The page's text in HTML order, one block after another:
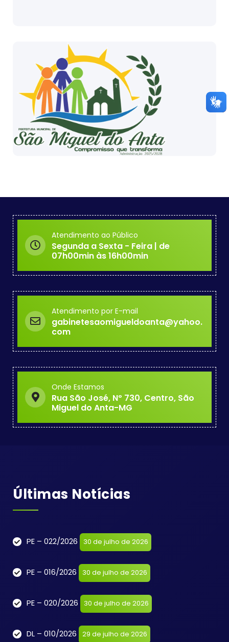
Atendimento ao Público
Segunda a Sexta - Feira | de
07h00min às 16h00min
Atendimento por E-mail
gabinetesaomigueldoanta@yahoo.
com
Onde Estamos
Rua São José, Nº 730, Centro, São
Miguel do Anta-MG
Últimas Notícias
PE – 022/2026 30 de julho de 2026
PE – 016/2026 30 de julho de 2026
PE – 020/2026 30 de julho de 2026
DL – 010/2026 29 de julho de 2026